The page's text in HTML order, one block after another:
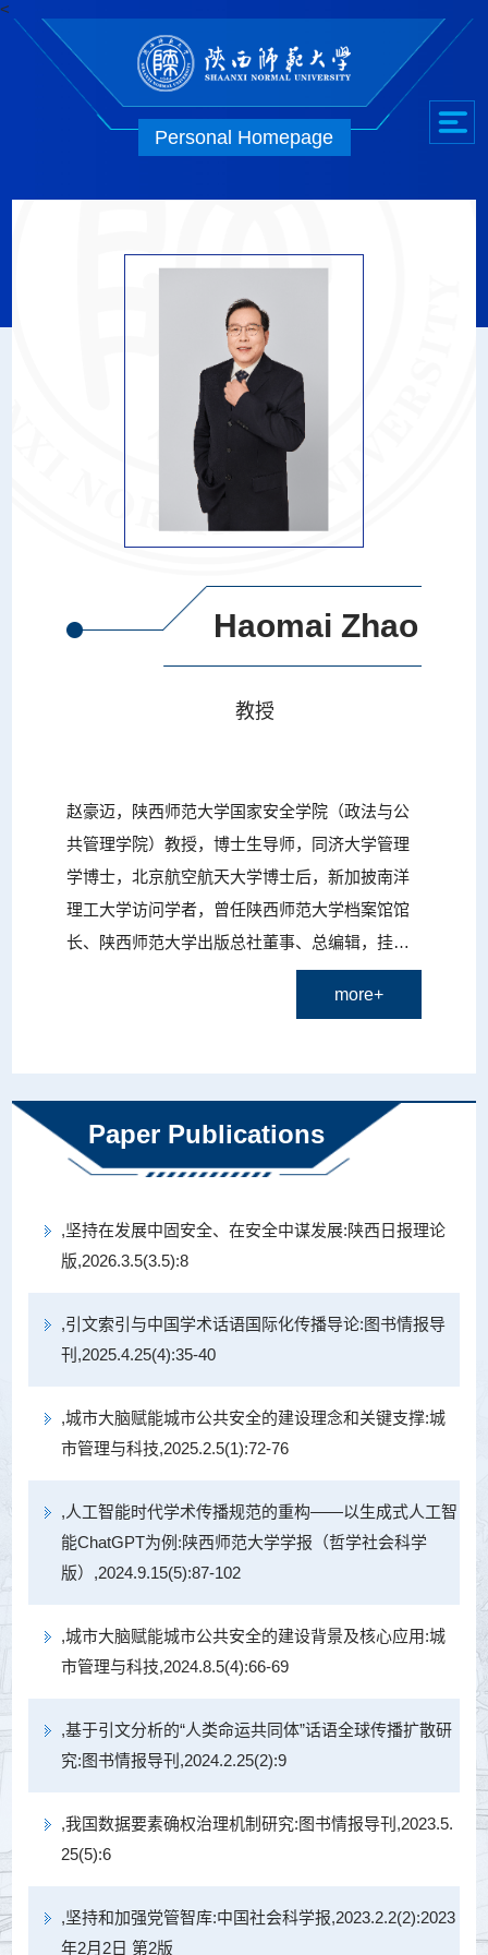
<
Personal Homepage
Haomai Zhao
教授
赵豪迈，陕西师范大学国家安全学院（政法与公
共管理学院）教授，博士生导师，同济大学管理
学博士，北京航空航天大学博士后，新加披南洋
理工大学访问学者，曾任陕西师范大学档案馆馆
长、陕西师范大学出版总社董事、总编辑，挂任
西安市文化广电新闻出版局副局长，兼任陕西省
务部副主任，盘古智库...
more+
Paper Publications
,坚持在发展中固安全、在安全中谋发展:陕西日报理论
版,2026.3.5(3.5):8
,引文索引与中国学术话语国际化传播导论:图书情报导
刊,2025.4.25(4):35-40
,城市大脑赋能城市公共安全的建设理念和关键支撑:城
市管理与科技,2025.2.5(1):72-76
,人工智能时代学术传播规范的重构——以生成式人工智
能ChatGPT为例:陕西师范大学学报（哲学社会科学
版）,2024.9.15(5):87-102
,城市大脑赋能城市公共安全的建设背景及核心应用:城
市管理与科技,2024.8.5(4):66-69
,基于引文分析的“人类命运共同体”话语全球传播扩散研
究:图书情报导刊,2024.2.25(2):9
,我国数据要素确权治理机制研究:图书情报导刊,2023.5.
25(5):6
,坚持和加强党管智库:中国社会科学报,2023.2.2(2):2023
年2月2日 第2版